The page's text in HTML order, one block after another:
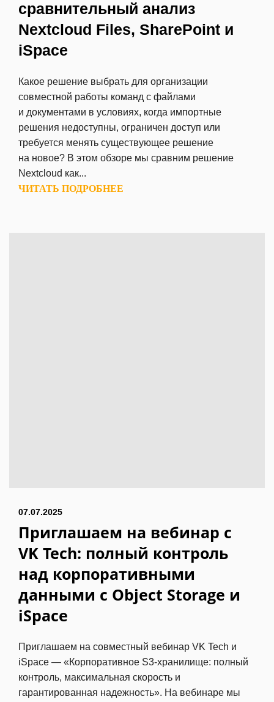
сравнительный анализ
Nextcloud Files, SharePoint и
iSpace
Какое решение выбрать для организации
совместной работы команд с файлами
и документами в условиях, когда импортные
решения недоступны, ограничен доступ или
требуется менять существующее решение
на новое? В этом обзоре мы сравним решение
Nextcloud как...
ЧИТАТЬ ПОДРОБНЕЕ
07.07.2025
Приглашаем на вебинар с
VK Tech: полный контроль
над корпоративными
данными с Object Storage и
iSpace
Приглашаем на совместный вебинар VK Tech и
iSpace — «Корпоративное S3-хранилище: полный
контроль, максимальная скорость и
гарантированная надежность». На вебинаре мы